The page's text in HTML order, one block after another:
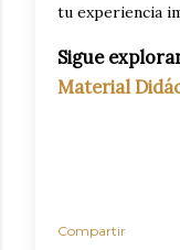
tu experiencia
Sigue
Material
Compartir